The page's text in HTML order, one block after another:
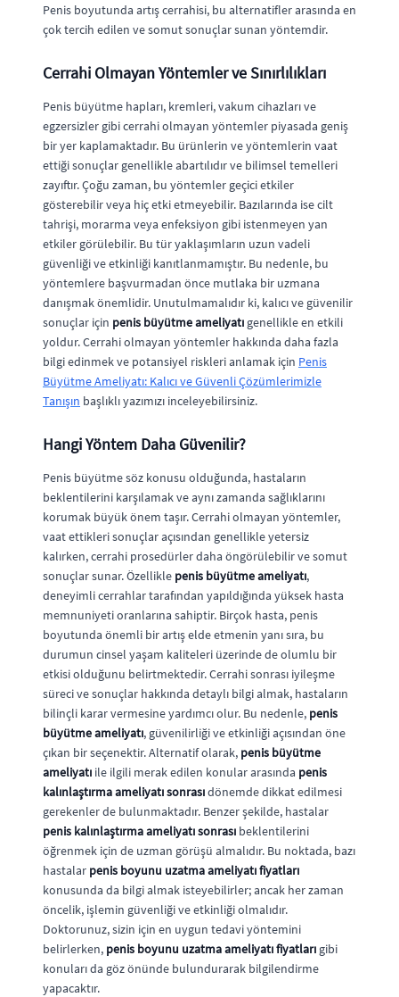
Penis boyutunda artış cerrahisi, bu alternatifler arasında en
çok tercih edilen ve somut sonuçlar sunan yöntemdir.
Cerrahi Olmayan Yöntemler ve Sınırlılıkları
Penis büyütme hapları, kremleri, vakum cihazları ve
egzersizler gibi cerrahi olmayan yöntemler piyasada geniş
bir yer kaplamaktadır. Bu ürünlerin ve yöntemlerin vaat
ettiği sonuçlar genellikle abartılıdır ve bilimsel temelleri
zayıftır. Çoğu zaman, bu yöntemler geçici etkiler
gösterebilir veya hiç etki etmeyebilir. Bazılarında ise cilt
tahrişi, morarma veya enfeksiyon gibi istenmeyen yan
etkiler görülebilir. Bu tür yaklaşımların uzun vadeli
güvenliği ve etkinliği kanıtlanmamıştır. Bu nedenle, bu
yöntemlere başvurmadan önce mutlaka bir uzmana
danışmak önemlidir. Unutulmamalıdır ki, kalıcı ve güvenilir
sonuçlar için penis büyütme ameliyatı genellikle en etkili
yoldur. Cerrahi olmayan yöntemler hakkında daha fazla
bilgi edinmek ve potansiyel riskleri anlamak için Penis
Büyütme Ameliyatı: Kalıcı ve Güvenli Çözümlerimizle
Tanışın başlıklı yazımızı inceleyebilirsiniz.
Hangi Yöntem Daha Güvenilir?
Penis büyütme söz konusu olduğunda, hastaların
beklentilerini karşılamak ve aynı zamanda sağlıklarını
korumak büyük önem taşır. Cerrahi olmayan yöntemler,
vaat ettikleri sonuçlar açısından genellikle yetersiz
kalırken, cerrahi prosedürler daha öngörülebilir ve somut
sonuçlar sunar. Özellikle penis büyütme ameliyatı,
deneyimli cerrahlar tarafından yapıldığında yüksek hasta
memnuniyeti oranlarına sahiptir. Birçok hasta, penis
boyutunda önemli bir artış elde etmenin yanı sıra, bu
durumun cinsel yaşam kaliteleri üzerinde de olumlu bir
etkisi olduğunu belirtmektedir. Cerrahi sonrası iyileşme
süreci ve sonuçlar hakkında detaylı bilgi almak, hastaların
bilinçli karar vermesine yardımcı olur. Bu nedenle, penis
büyütme ameliyatı, güvenilirliği ve etkinliği açısından öne
çıkan bir seçenektir. Alternatif olarak, penis büyütme
ameliyatı ile ilgili merak edilen konular arasında penis
kalınlaştırma ameliyatı sonrasıdönemde dikkat edilmesi
gerekenler de bulunmaktadır. Benzer şekilde, hastalar
penis kalınlaştırma ameliyatı sonrası beklentilerini
öğrenmek için de uzman görüşü almalıdır. Bu noktada, bazı
hastalar penis boyunu uzatma ameliyatı fiyatları
konusunda da bilgi almak isteyebilirler; ancak her zaman
öncelik, işlemin güvenliği ve etkinliği olmalıdır.
Doktorunuz, sizin için en uygun tedavi yöntemini
belirlerken, penis boyunu uzatma ameliyatı fiyatları gibi
konuları da göz önünde bulundurarak bilgilendirme
yapacaktır.